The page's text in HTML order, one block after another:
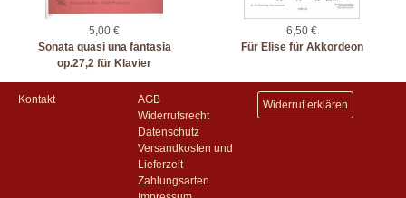
5,00 €
Sonata quasi una fantasia
op.27,2 für Klavier
6,50 €
Für Elise für Akkordeon
Kontakt
AGB
Widerrufsrecht
Datenschutz
Versandkosten und
Lieferzeit
Zahlungsarten
Widerruf erklären